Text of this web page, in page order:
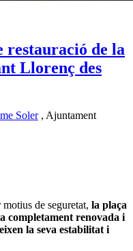
restauració de la
Llorenç des
Soler , Ajuntament
de seguretat, la plaça
completament renovada i
la seva estabilitat i